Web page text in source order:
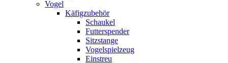
Vogel
Käfigzubehör
Schaukel
Futterspender
Sitzstange
Vogelspielzeug
Einstreu